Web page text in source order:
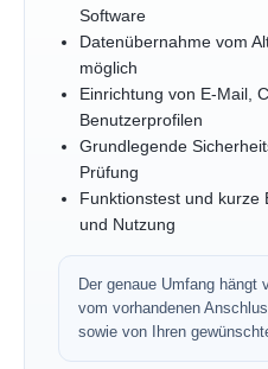
Software
Datenübernahme vom
möglich
Einrichtung von E-Mail,
Benutzerprofilen
Grundlegende
Prüfung
Funktionstest und kurze
und Nutzung
Der genaue Umfang hängt
vom vorhandenen
sowie von Ihren